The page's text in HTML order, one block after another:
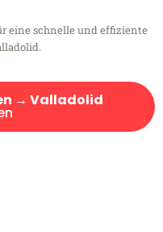
eine schnelle und effiziente
→ Valladolid